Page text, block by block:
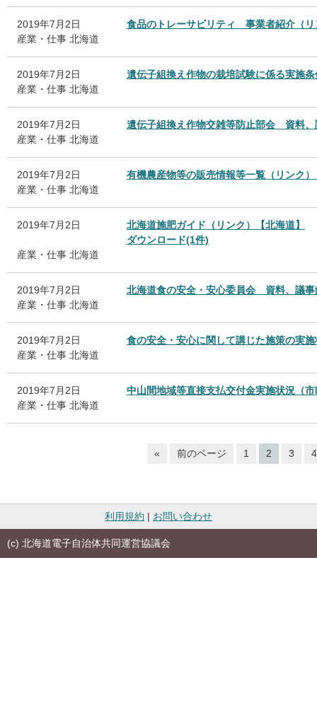
2019年7月2日
食品のトレーサビリティ 事業者紹介（リ
産業・仕事 北海道
2019年7月2日
遺伝子組換え作物の栽培試験に係る実施
産業・仕事 北海道
2019年7月2日
遺伝子組換え作物交雑等防止部会 資料、
産業・仕事 北海道
2019年7月2日
有機農産物等の販売情報等一覧（リンク
産業・仕事 北海道
2019年7月2日
北海道施肥ガイド（リンク）【北海道】
ダウンロード(1件)
産業・仕事 北海道
2019年7月2日
北海道食の安全・安心委員会 資料、議事
産業・仕事 北海道
2019年7月2日
食の安全・安心に関して講じた施策の実
産業・仕事 北海道
2019年7月2日
中山間地域等直接支払交付金実施状況（
産業・仕事 北海道
« 前のページ 1 2 3 4
利用規約 | お問い合わせ
(c) 北海道電子自治体共同運営協議会